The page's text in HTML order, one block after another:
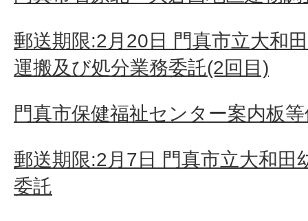
郵送期限:2月20日 門真市立大和
運搬及び処分業務委託(2回目)
門真市保健福祉センター案内板
郵送期限:2月7日 門真市立大和田
委託